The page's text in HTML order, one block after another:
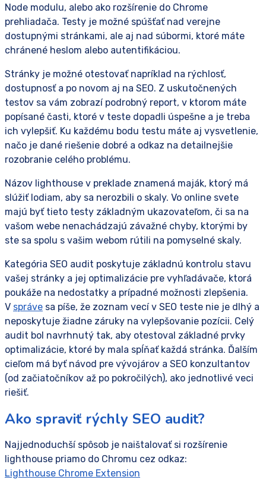
Node modulu, alebo ako rozšírenie do Chrome
prehliadača. Testy je možné spúšťať nad verejne
dostupnými stránkami, ale aj nad súbormi, ktoré máte
chránené heslom alebo autentifikáciou.
Stránky je možné otestovať napríklad na rýchlosť,
dostupnosť a po novom aj na SEO. Z uskutočnených
testov sa vám zobrazí podrobný report, v ktorom máte
popísané časti, ktoré v teste dopadli úspešne a je treba
ich vylepšiť. Ku každému bodu testu máte aj vysvetlenie,
načo je dané riešenie dobré a odkaz na detailnejšie
rozobranie celého problému.
Názov lighthouse v preklade znamená maják, ktorý má
slúžiť lodiam, aby sa nerozbili o skaly. Vo online svete
majú byť tieto testy základným ukazovateľom, či sa na
vašom webe nenachádzajú závažné chyby, ktorými by
ste sa spolu s vašim webom rútili na pomyselné skaly.
Kategória SEO audit poskytuje základnú kontrolu stavu
vašej stránky a jej optimalizácie pre vyhľadávače, ktorá
poukáže na nedostatky a prípadné možnosti zlepšenia.
V správe sa píše, že zoznam vecí v SEO teste nie je dlhý a
neposkytuje žiadne záruky na vylepšovanie pozícii. Celý
audit bol navrhnutý tak, aby otestoval základné prvky
optimalizácie, ktoré by mala spĺňať každá stránka. Ďalším
cieľom má byť návod pre vývojárov a SEO konzultantov
(od začiatočníkov až po pokročilých), ako jednotlivé veci
riešiť.
Ako spraviť rýchly SEO audit?
Najjednoduchší spôsob je naištalovať si rozšírenie
lighthouse priamo do Chromu cez odkaz:
Lighthouse Chrome Extension